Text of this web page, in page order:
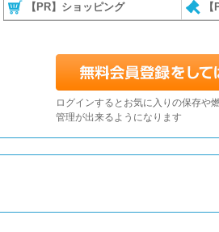
【PR】ショッピング
ログインするとお気に入りの保存や
管理が出来るようになります